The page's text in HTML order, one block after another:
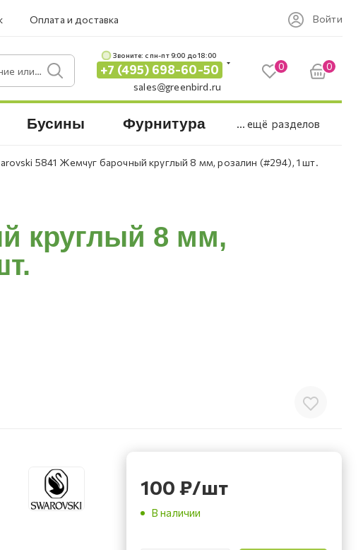
Оплата и доставка Войти
Звоните: c пн-пт 9:00 до 18:00
+7 (495) 698-60-50
sales@greenbird.ru
0 0
Бусины Фурнитура ... ещё разделов
5841 Жемчуг барочный круглый 8 мм, розалин (#294), 1 шт.
круглый 8 мм,
100 ₽/шт
В наличии